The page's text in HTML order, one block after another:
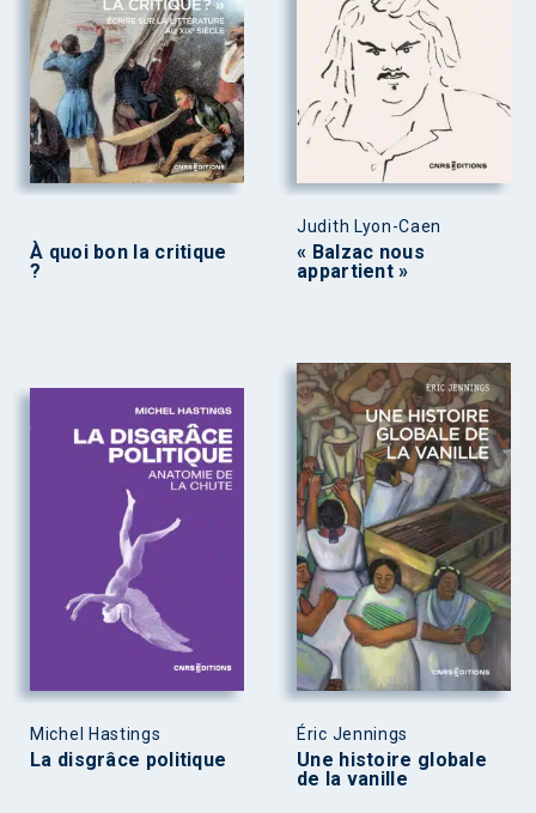
À quoi bon la critique
?
Judith Lyon-Caen
« Balzac nous
appartient »
Michel Hastings
La disgrâce politique
Éric Jennings
Une histoire globale
de la vanille